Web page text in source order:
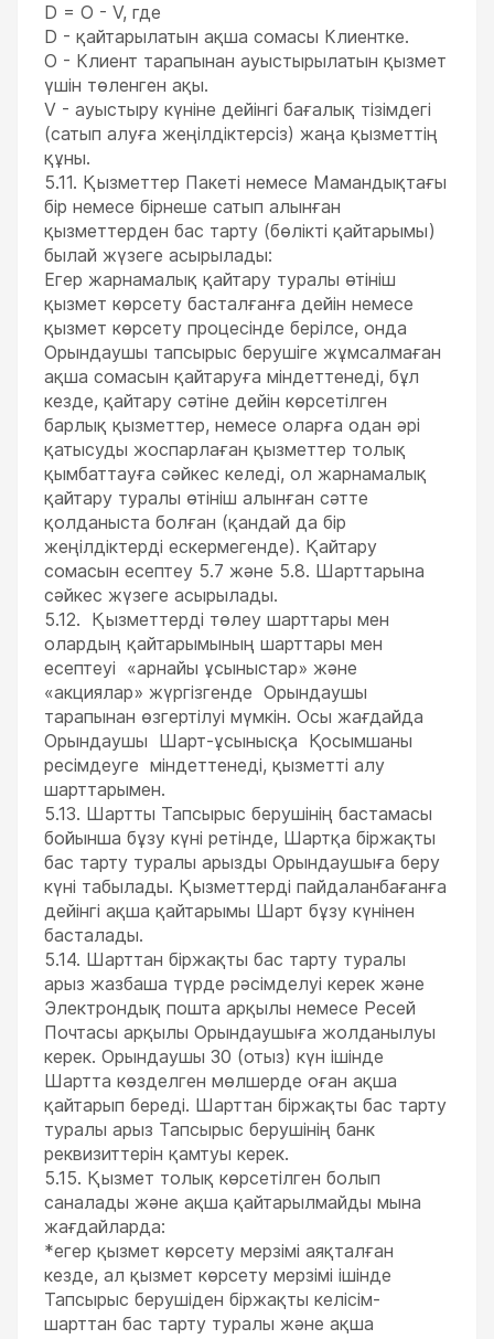
D = О - V, где
D - қайтарылатын ақша сомасы Клиентке.
О - Клиент тарапынан ауыстырылатын қызмет
үшін төленген ақы.
V - ауыстыру күніне дейінгі бағалық тізімдегі
(сатып алуға жеңілдіктерсіз) жаңа қызметтің
құны.
5.11. Қызметтер Пакеті немесе Мамандықтағы
бір немесе бірнеше сатып алынған
қызметтерден бас тарту (бөлікті қайтарымы)
былай жүзеге асырылады:
Егер жарнамалық қайтару туралы өтініш
қызмет көрсету басталғанға дейін немесе
қызмет көрсету процесінде берілсе, онда
Орындаушы тапсырыс берушіге жұмсалмаған
ақша сомасын қайтаруға міндеттенеді, бұл
кезде, қайтару сәтіне дейін көрсетілген
барлық қызметтер, немесе оларға одан әрі
қатысуды жоспарлаған қызметтер толық
қымбаттауға сәйкес келеді, ол жарнамалық
қайтару туралы өтініш алынған сәтте
қолданыста болған (қандай да бір
жеңілдіктерді ескермегенде). Қайтару
сомасын есептеу 5.7 және 5.8. Шарттарына
сәйкес жүзеге асырылады.
5.12. Қызметтерді төлеу шарттары мен
олардың қайтарымының шарттары мен
есептеуі «арнайы ұсыныстар» және
«акциялар» жүргізгенде Орындаушы
тарапынан өзгертілуі мүмкін. Осы жағдайда
Орындаушы Шарт-ұсынысқа Қосымшаны
ресімдеуге міндеттенеді, қызметті алу
шарттарымен.
5.13. Шартты Тапсырыс берушінің бастамасы
бойынша бұзу күні ретінде, Шартқа біржақты
бас тарту туралы арызды Орындаушыға беру
күні табылады. Қызметтерді пайдаланбағанға
дейінгі ақша қайтарымы Шарт бұзу күнінен
басталады.
5.14. Шарттан біржақты бас тарту туралы
арыз жазбаша түрде рәсімделуі керек және
Электрондық пошта арқылы немесе Ресей
Почтасы арқылы Орындаушыға жолданылуы
керек. Орындаушы 30 (отыз) күн ішінде
Шартта көзделген мөлшерде оған ақша
қайтарып береді. Шарттан біржақты бас тарту
туралы арыз Тапсырыс берушінің банк
реквизиттерін қамтуы керек.
5.15. Қызмет толық көрсетілген болып
саналады және ақша қайтарылмайды мына
жағдайларда:
*егер қызмет көрсету мерзімі аяқталған
кезде, ал қызмет көрсету мерзімі ішінде
Тапсырыс берушіден біржақты келісім-
шарттан бас тарту туралы және ақша